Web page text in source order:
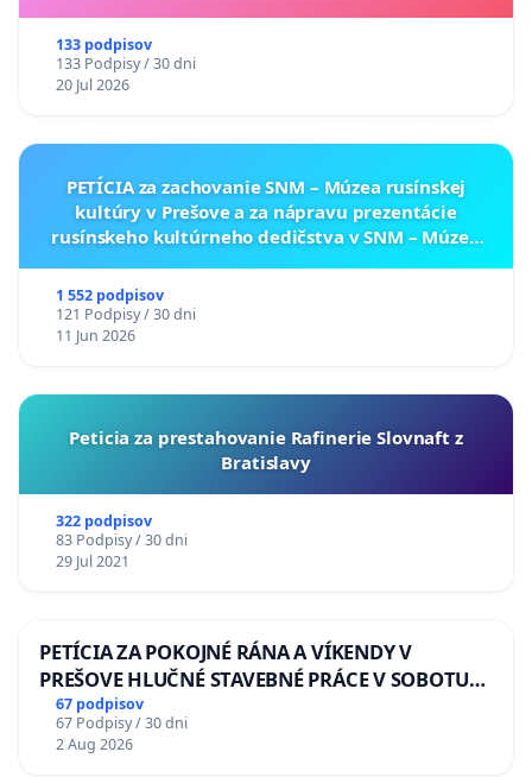
133 podpisov
133 Podpisy / 30 dni
20 Jul 2026
PETÍCIA za zachovanie SNM – Múzea rusínskej
kultúry v Prešove a za nápravu prezentácie
rusínskeho kultúrneho dedičstva v SNM – Múzeu
1 552 podpisov
121 Podpisy / 30 dni
11 Jun 2026
Peticia za prestahovanie Rafinerie Slovnaft z
Bratislavy
322 podpisov
83 Podpisy / 30 dni
29 Jul 2021
PETÍCIA ZA POKOJNÉ RÁNA A VÍKENDY V
PREŠOVE HLUČNÉ STAVEBNÉ PRÁCE V SOBOTU
LEN OD 9.00 DO 13.00 HOD., CEZ PRACOVNÝ
TÝŽDEŇ CIEĽ 8.00 – 18.00 HOD. A PRAVIDELNÁ
KONTROLA STAVBY C-AREA NA
67 podpisov
67 Podpisy / 30 dni
2 Aug 2026